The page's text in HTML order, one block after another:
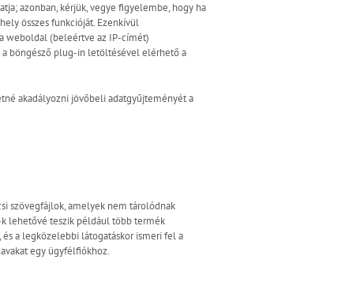
azonban, kérjük, vegye figyelembe, hogy ha
összes funkcióját. Ezenkívül
weboldal (beleértve az IP-címét)
a böngésző plug-in letöltésével elérhető a
akadályozni jövőbeli adatgyűjteményét a
szövegfájlok, amelyek nem tárolódnak
k lehetővé teszik például több termék
a legközelebbi látogatáskor ismeri fel a
egy ügyfélfiókhoz.